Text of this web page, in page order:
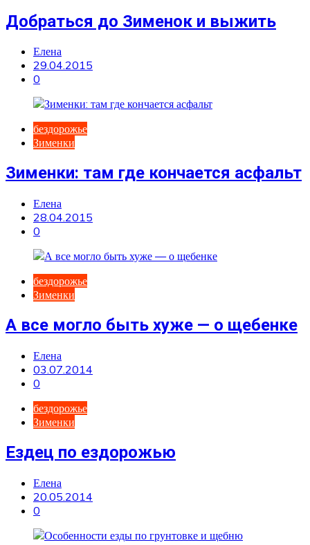
Добраться до Зименок и выжить
Елена
29.04.2015
0
бездорожье
Зименки
Зименки: там где кончается асфальт
Елена
28.04.2015
0
бездорожье
Зименки
А все могло быть хуже — о щебенке
Елена
03.07.2014
0
бездорожье
Зименки
Ездец по ездорожью
Елена
20.05.2014
0